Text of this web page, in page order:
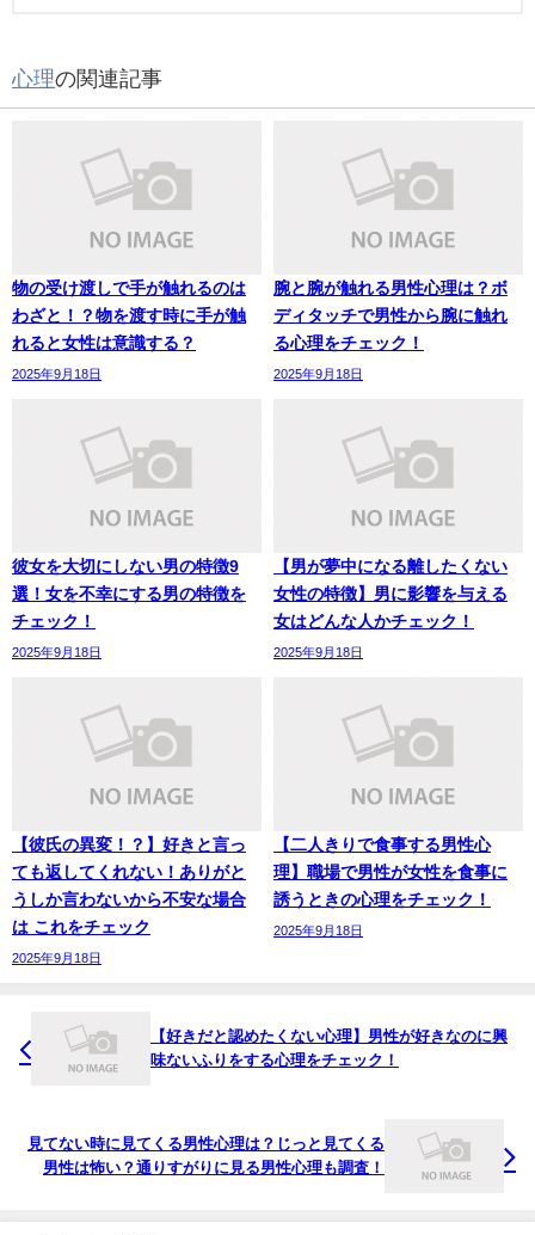
心理の関連記事
物の受け渡しで手が触れるのは
わざと！？物を渡す時に手が触
れると女性は意識する？
2025年9月18日
腕と腕が触れる男性心理は？ボ
ディタッチで男性から腕に触れ
る心理をチェック！
2025年9月18日
彼女を大切にしない男の特徴9
選！女を不幸にする男の特徴を
チェック！
2025年9月18日
【男が夢中になる離したくない
女性の特徴】男に影響を与える
女はどんな人かチェック！
2025年9月18日
【彼氏の異変！？】好きと言っ
ても返してくれない！ありがと
うしか言わないから不安な場合
は これをチェック
2025年9月18日
【二人きりで食事する男性心
理】職場で男性が女性を食事に
誘うときの心理をチェック！
2025年9月18日
【好きだと認めたくない心理】男性が好きなのに興
味ないふりをする心理をチェック！
見てない時に見てくる男性心理は？じっと見てくる
男性は怖い？通りすがりに見る男性心理も調査！